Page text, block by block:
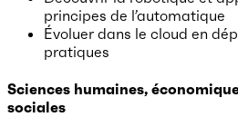
principes de l’automatique
Évoluer dans le cloud en
pratiques
Sciences humaines,
sociales